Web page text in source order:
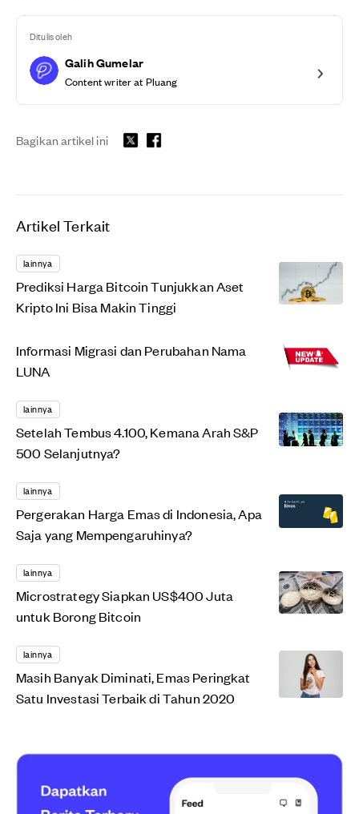
Ditulis oleh
Galih Gumelar
Content writer at Pluang
Bagikan artikel ini
Artikel Terkait
lainnya
Prediksi Harga Bitcoin Tunjukkan Aset
Kripto Ini Bisa Makin Tinggi
Informasi Migrasi dan Perubahan Nama
LUNA
lainnya
Setelah Tembus 4.100, Kemana Arah S&P
lainnya
Pergerakan Harga Emas di Indonesia, Apa
Saja yang Mempengaruhinya?
lainnya
Microstrategy Siapkan US$400 Juta
untuk Borong Bitcoin
lainnya
Masih Banyak Diminati, Emas Peringkat
Satu Investasi Terbaik di Tahun 2020